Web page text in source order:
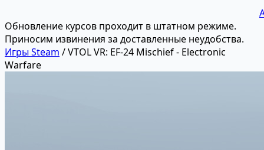
Обновление курсов проходит в штатном режиме.
Приносим извинения за доставленные неудобства.
Игры Steam /VTOL VR: EF-24 Mischief - Electronic
Warfare